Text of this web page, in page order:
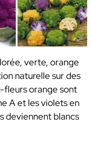
verte, orange
naturelle sur des
fleurs orange sont
A et les violets en
deviennent blancs